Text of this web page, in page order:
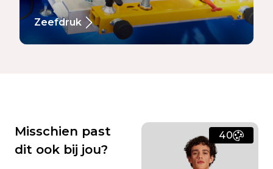
Zeefdruk
Misschien past
dit ook bij jou?
40